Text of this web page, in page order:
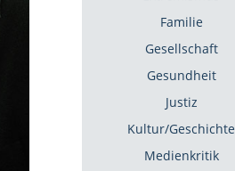
Familie
Gesellschaft
Gesundheit
Justiz
Kultur/Geschichte
Medienkritik